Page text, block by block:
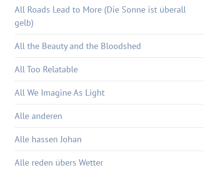
All Roads Lead to More (Die Sonne ist überall
gelb)
All the Beauty and the Bloodshed
All Too Relatable
All We Imagine As Light
Alle anderen
Alle hassen Johan
Alle reden übers Wetter